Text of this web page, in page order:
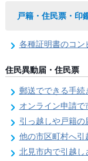
戸籍・住民票・印
各種証明書のコン
住民異動届・住民票
郵送でできる手続きや
オンライン申請で
引っ越しや戸籍の
他の市区町村へ引
北見市内で引越し